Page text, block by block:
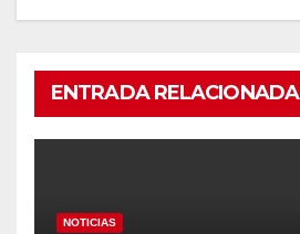
ENTRADA RELACIONADA
NOTICIAS